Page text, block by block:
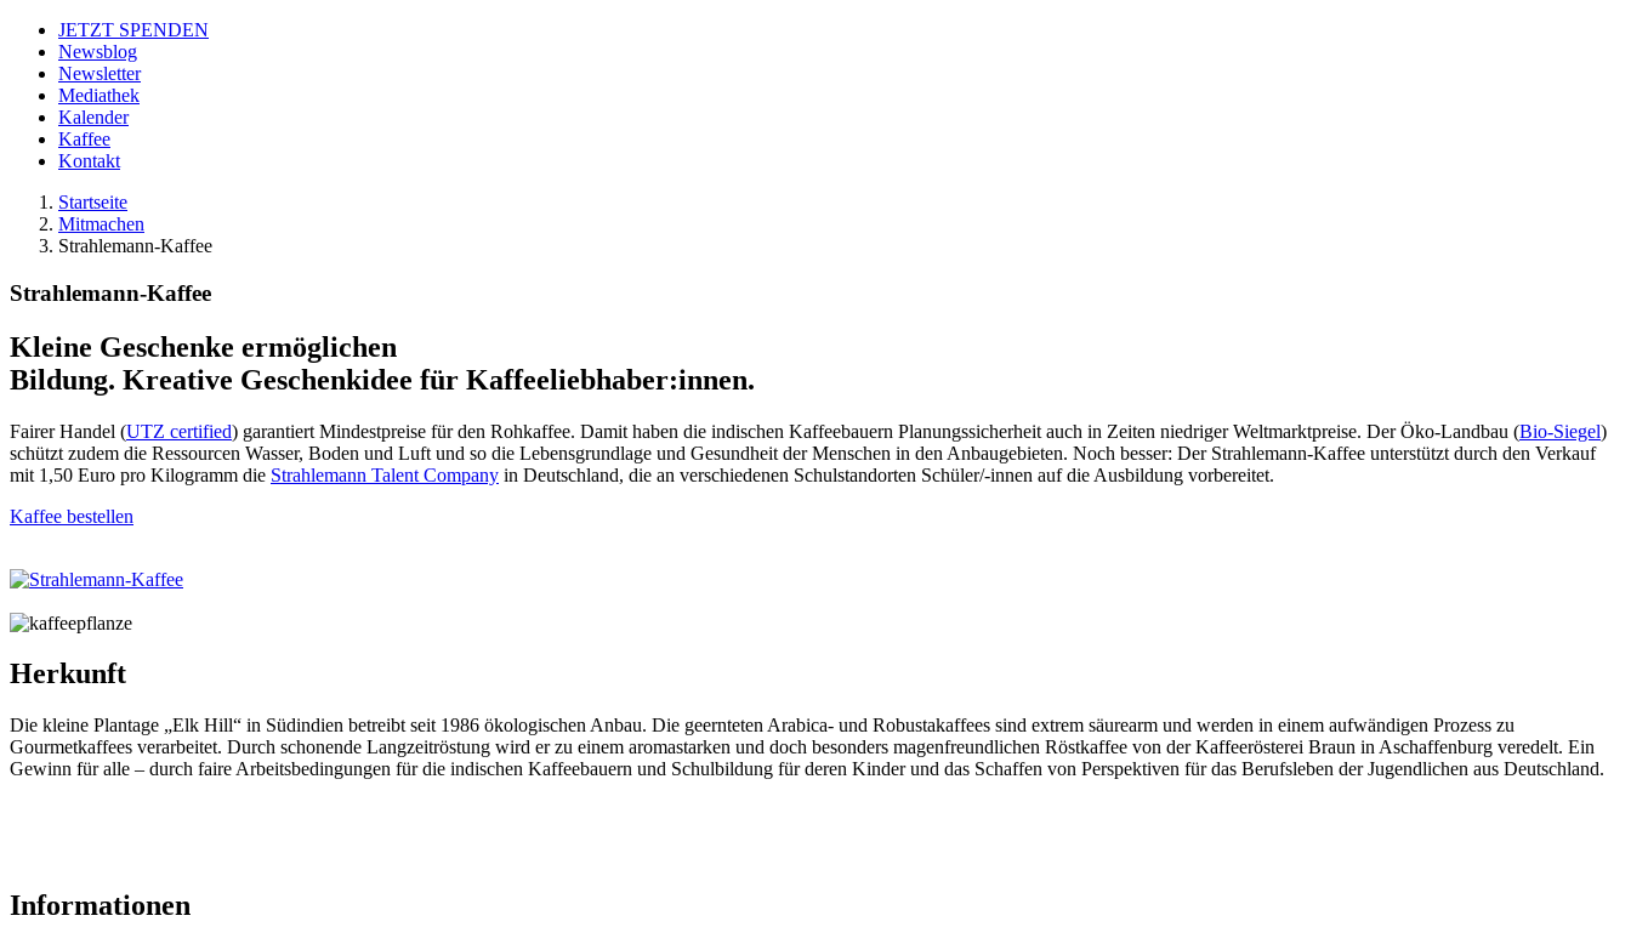
JETZT SPENDEN
Newsblog
Newsletter
Mediathek
Kalender
Kaffee
Kontakt
Startseite
Mitmachen
Strahlemann-Kaffee
Strahlemann-Kaffee
Kleine Geschenke ermöglichen
Bildung. Kreative Geschenkidee für Kaffeeliebhaber:innen.
Fairer Handel (UTZ certified) garantiert Mindestpreise für den Rohkaffee. Damit haben die indischen Kaffeebauern Planungssicherheit auch in Zeiten niedriger Weltmarktpreise. Der Öko-Landbau (Bio-Siegel)
schützt zudem die Ressourcen Wasser, Boden und Luft und so die Lebensgrundlage und Gesundheit der Menschen in den Anbaugebieten. Noch besser: Der Strahlemann-Kaffee unterstützt durch den Verkauf
mit 1,50 Euro pro Kilogramm die Strahlemann Talent Company in Deutschland, die an verschiedenen Schulstandorten Schüler/-innen auf die Ausbildung vorbereitet.
Kaffee bestellen
Herkunft
Die kleine Plantage „Elk Hill“ in Südindien betreibt seit 1986 ökologischen Anbau. Die geernteten Arabica- und Robustakaffees sind extrem säurearm und werden in einem aufwändigen Prozess zu
Gourmetkaffees verarbeitet. Durch schonende Langzeitröstung wird er zu einem aromastarken und doch besonders magenfreundlichen Röstkaffee von der Kaffeerösterei Braun in Aschaffenburg veredelt. Ein
Gewinn für alle – durch faire Arbeitsbedingungen für die indischen Kaffeebauern und Schulbildung für deren Kinder und das Schaffen von Perspektiven für das Berufsleben der Jugendlichen aus Deutschland.
Informationen